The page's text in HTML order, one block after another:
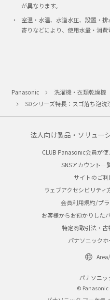
が異なります。
室温・水温、水道水圧、設置・
寄りなどにより、使用水量・消費
Panasonic 洗濯機・衣類乾燥機
SDシリーズ特長：スゴ落ち泡洗
法人向け製品・ソリュー
CLUB Panasonic会員が
SNSアカウント一
サイトのご
ウェブアクセシビリティ
会員利用規約/プ
お客様からお預かりした
特定商取引法・
パナソニック
パナソニ
©